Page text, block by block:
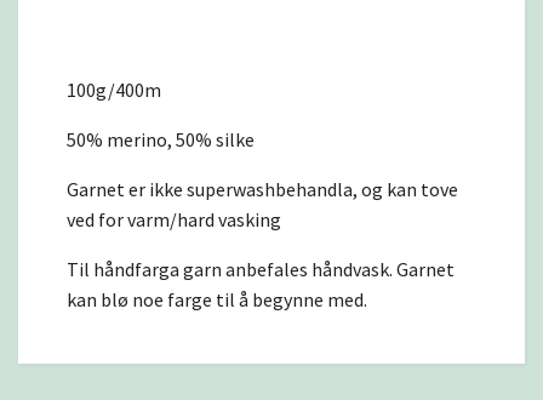
100g/400m
50% merino, 50% silke
Garnet er ikke superwashbehandla, og kan tove
ved for varm/hard vasking
Til håndfarga garn anbefales håndvask. Garnet
kan blø noe farge til å begynne med.